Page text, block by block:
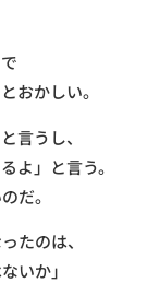
おかしい。
言うし、
よ」と言う。
だ。
たのは、
いか」